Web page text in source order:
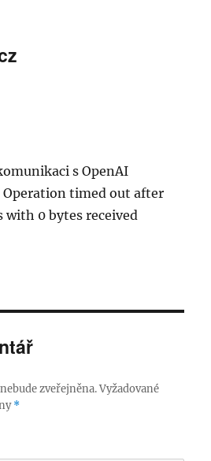
s OpenAI
Operation timed out after
with 0 bytes received
zveřejněna. Vyžadované
*